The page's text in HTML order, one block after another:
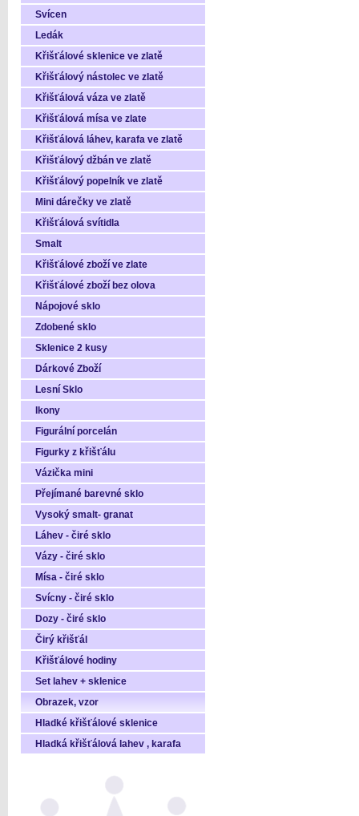
Svícen
Ledák
Křišťálové sklenice ve zlatě
Křišťálový nástolec ve zlatě
Křišťálová váza ve zlatě
Křišťálová mísa ve zlate
Křišťálová láhev, karafa ve zlatě
Křišťálový džbán ve zlatě
Křišťálový popelník ve zlatě
Mini dárečky ve zlatě
Křišťálová svítidla
Smalt
Křišťálové zboží ve zlate
Křišťálové zboží bez olova
Nápojové sklo
Zdobené sklo
Sklenice 2 kusy
Dárkové Zboží
Lesní Sklo
Ikony
Figurální porcelán
Figurky z křišťálu
Vázička mini
Přejímané barevné sklo
Vysoký smalt- granat
Láhev - čiré sklo
Vázy - čiré sklo
Mísa - čiré sklo
Svícny - čiré sklo
Dozy - čiré sklo
Čirý křišťál
Křišťálové hodiny
Set lahev + sklenice
Obrazek, vzor
Hladké křišťálové sklenice
Hladká křišťálová lahev , karafa